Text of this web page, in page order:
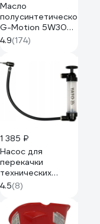
Масло
полусинтетическое
G-Motion 5W30
4Т ARCTIC (1 л)
PATRIOT
850030100
4.9(174)
1 385 ₽
Насос для
перекачки
технических
жидкостей YATO
170мл YT-07071
4.5(8)